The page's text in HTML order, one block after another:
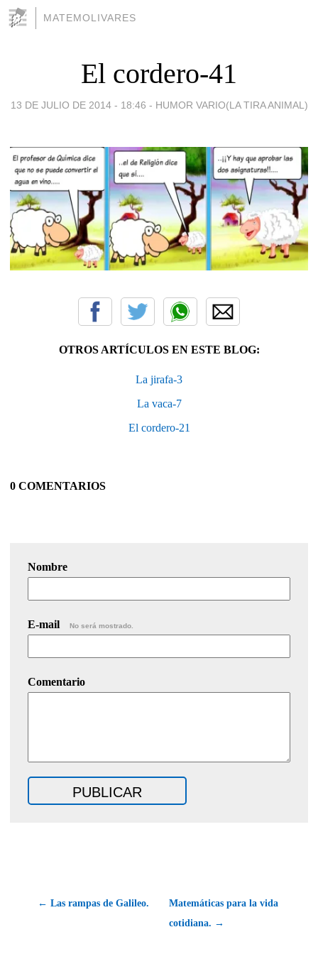
MATEMOLIVARES
El cordero-41
13 DE JULIO DE 2014 - 18:46 - HUMOR VARIO(LA TIRA ANIMAL)
OTROS ARTÍCULOS EN ESTE BLOG:
La jirafa-3
La vaca-7
El cordero-21
0 COMENTARIOS
Nombre
E-mail No será mostrado.
Comentario
← Las rampas de Galileo.
Matemáticas para la vida
cotidiana. →